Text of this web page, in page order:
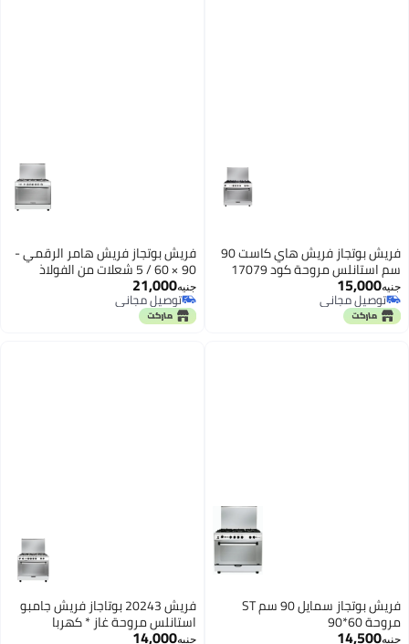
فريش بوتجاز فريش هاي كاست 90
سم استانلس مروحة كود 17079
جنيه15,000
توصيل مجاني
توصيل مجاني
فريش بوتجاز فريش هامر الرقمي -
90 × 60 / 5 شعلات من الفولاذ
المقاوم للصدأ 500003514
جنيه21,000
توصيل مجاني
توصيل مجاني
فريش بوتجاز سمايل 90 سم ST
مروحة 60*90
جنيه14,500
فريش 20243 بوتاجاز فريش جامبو
استانلس مروحة غاز * كهربا
جنيه14,000